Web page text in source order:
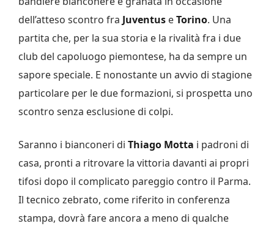
dell’atteso scontro fra Juventus eTorino. Una
partita che, per la sua storia e la rivalità fra i due
club del capoluogo piemontese, ha da sempre un
sapore speciale. E nonostante un avvio di stagione
particolare per le due formazioni, si prospetta uno
scontro senza esclusione di colpi.
Saranno i bianconeri di Thiago Motta i padroni di
casa, pronti a ritrovare la vittoria davanti ai propri
tifosi dopo il complicato pareggio contro il Parma.
Il tecnico zebrato, come riferito in conferenza
stampa, dovrà fare ancora a meno di qualche